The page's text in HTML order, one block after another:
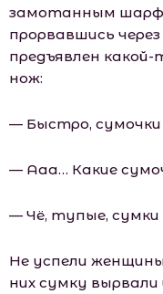
замотанным
прорвавшись
предъявлен
нож:
— Быстро, сумочки
— Ааа… Какие
— Чё, тупые, сумки
Не успели
них сумку